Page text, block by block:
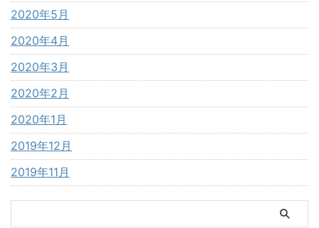
2020年5月
2020年4月
2020年3月
2020年2月
2020年1月
2019年12月
2019年11月